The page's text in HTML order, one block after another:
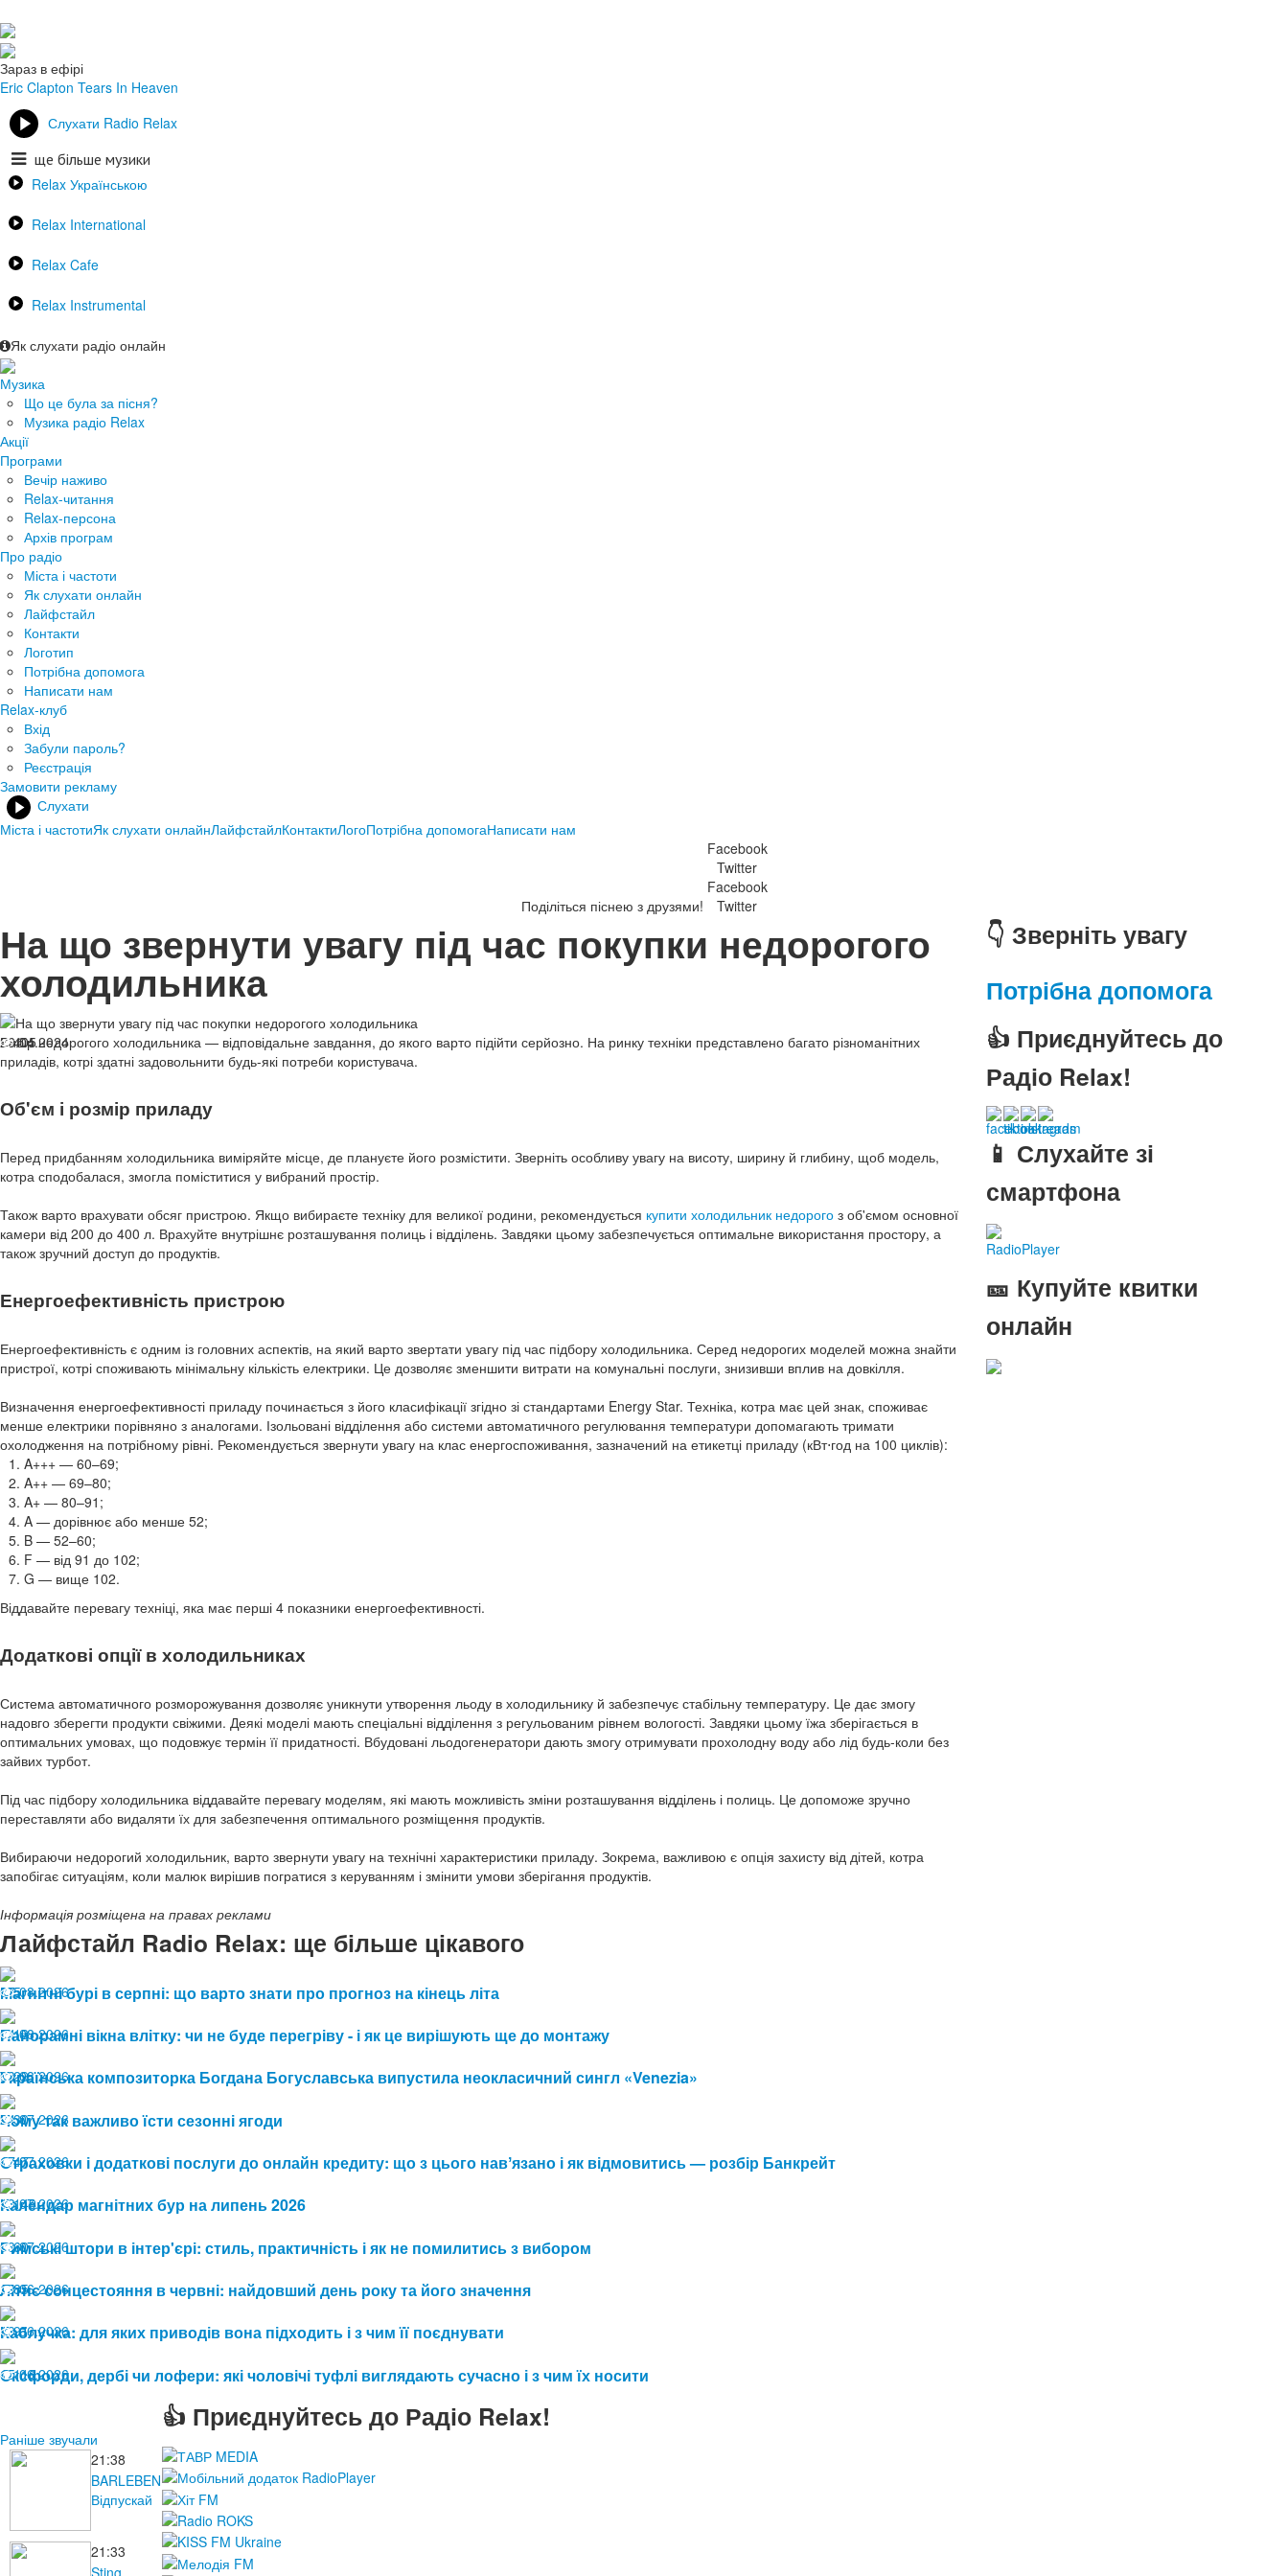
Зараз в ефірі
Eric Clapton Tears In Heaven
Раніше звучали
21:38
BARLEBEN
Відпускай
21:33
Sting
Слухати Radio Relax
ще більше музики
Relax Українською
Relax International
Relax Cafe
Relax Instrumental
Як слухати радіо онлайн
Музика
Що це була за пісня?
Музика радіо Relax
Акції
Програми
Вечір наживо
Relax-читання
Relax-персона
Архів програм
Про радіо
Міста і частоти
Як слухати онлайн
Лайфстайл
Контакти
Логотип
Потрібна допомога
Написати нам
Relax-клуб
Вхід
Забули пароль?
Реєстрація
Замовити рекламу
Слухати
Міста і частотиЯк слухати онлайнЛайфстайлКонтактиЛогоПотрібна допомогаНаписати нам
Поділіться піснею з друзями!
Facebook
Twitter
Facebook
Twitter
На що звернути увагу під час покупки недорогого
холодильника
26.04.2024
405
Вибір недорогого холодильника — відповідальне завдання, до якого варто підійти серйозно. На ринку техніки представлено багато різноманітних
приладів, котрі здатні задовольнити будь-які потреби користувача.
Об'єм і розмір приладу
Перед придбанням холодильника виміряйте місце, де плануєте його розмістити. Зверніть особливу увагу на висоту, ширину й глибину, щоб модель,
котра сподобалася, змогла поміститися у вибраний простір.
Також варто врахувати обсяг пристрою. Якщо вибираєте техніку для великої родини, рекомендується купити холодильник недорого з об'ємом основної
камери від 200 до 400 л. Врахуйте внутрішнє розташування полиць і відділень. Завдяки цьому забезпечується оптимальне використання простору, а
також зручний доступ до продуктів.
Енергоефективність пристрою
Енергоефективність є одним із головних аспектів, на який варто звертати увагу під час підбору холодильника. Серед недорогих моделей можна знайти
пристрої, котрі споживають мінімальну кількість електрики. Це дозволяє зменшити витрати на комунальні послуги, знизивши вплив на довкілля.
Визначення енергоефективності приладу починається з його класифікації згідно зі стандартами Energy Star. Техніка, котра має цей знак, споживає
менше електрики порівняно з аналогами. Ізольовані відділення або системи автоматичного регулювання температури допомагають тримати
охолодження на потрібному рівні. Рекомендується звернути увагу на клас енергоспоживання, зазначений на етикетці приладу (кВт⋅год на 100 циклів):
A+++ — 60–69;
A++ — 69–80;
A+ — 80–91;
A — дорівнює або менше 52;
B — 52–60;
F — від 91 до 102;
G — вище 102.
Віддавайте перевагу техніці, яка має перші 4 показники енергоефективності.
Додаткові опції в холодильниках
Система автоматичного розморожування дозволяє уникнути утворення льоду в холодильнику й забезпечує стабільну температуру. Це дає змогу
надовго зберегти продукти свіжими. Деякі моделі мають спеціальні відділення з регульованим рівнем вологості. Завдяки цьому їжа зберігається в
оптимальних умовах, що подовжує термін її придатності. Вбудовані льодогенератори дають змогу отримувати прохолодну воду або лід будь-коли без
зайвих турбот.
Під час підбору холодильника віддавайте перевагу моделям, які мають можливість зміни розташування відділень і полиць. Це допоможе зручно
переставляти або видаляти їх для забезпечення оптимального розміщення продуктів.
Вибираючи недорогий холодильник, варто звернути увагу на технічні характеристики приладу. Зокрема, важливою є опція захисту від дітей, котра
запобігає ситуаціям, коли малюк вирішив погратися з керуванням і змінити умови зберігання продуктів.
Інформація розміщена на правах реклами
Лайфстайл Radio Relax: ще більше цікавого
07.08.2026
5
Магнітні бурі в серпні: що варто знати про прогноз на кінець літа
04.08.2026
13
Панорамні вікна влітку: чи не буде перегріву - і як це вирішують ще до монтажу
03.08.2026
29
Українська композиторка Богдана Богуславська випустила неокласичний сингл «Venezia»
24.07.2026
30
Чому так важливо їсти сезонні ягоди
17.07.2026
47
Страховки і додаткові послуги до онлайн кредиту: що з цього навʼязано і як відмовитись — розбір Банкрейт
13.07.2026
149
Календар магнітних бур на липень 2026
08.07.2026
60
Римські штори в інтер'єрі: стиль, практичність і як не помилитись з вибором
19.06.2026
85
Літнє сонцестояння в червні: найдовший день року та його значення
19.06.2026
91
Каблучка: для яких приводів вона підходить і з чим її поєднувати
15.06.2026
116
Оксфорди, дербі чи лофери: які чоловічі туфлі виглядають сучасно і з чим їх носити
👇 Зверніть увагу
Потрібна допомога
👍 Приєднуйтесь до
Радіо Relax!
📱 Слухайте зі
смартфона
RadioPlayer
🎫 Купуйте квитки
онлайн
👍 Приєднуйтесь до Радіо Relax!